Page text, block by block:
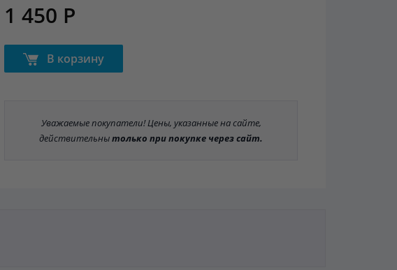
1 450 Р
В корзину
Уважаемые покупатели! Цены, указанные на сайте,
действительнытолько при покупке через сайт.